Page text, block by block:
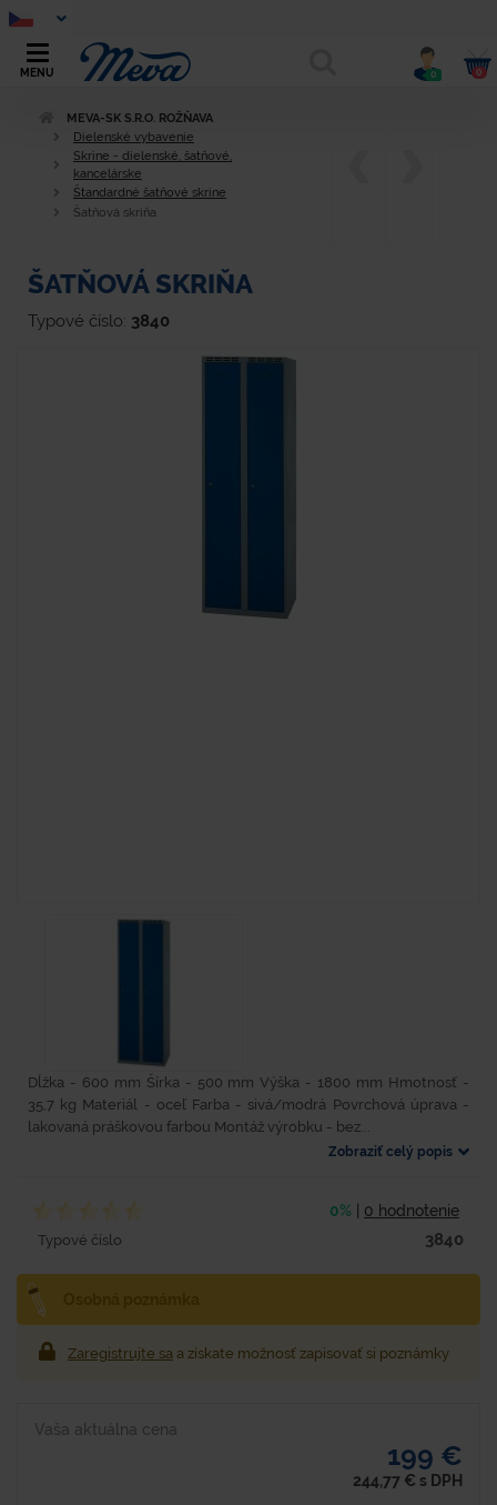
MENU 0 0
MEVA-SK S.R.O. ROŽŇAVA
Dielenské vybavenie
Skrine - dielenské, šatňové,
kancelárske
Štandardné šatňové skrine
Šatňová skriňa
ŠATŇOVÁ SKRIŇA
Typové číslo: 3840
Dĺžka - 600 mm Šírka - 500 mm Výška - 1800 mm Hmotnosť -
35,7 kg Materiál - oceľ Farba - sivá/modrá Povrchová úprava -
lakovaná práškovou farbou Montáž výrobku - bez...
Zobraziť celý popis
0% 0 hodnotenie
Typové číslo 3840
Zaregistrujte sa a získate možnosť zapisovať si poznámky
Vaša aktuálna cena
199 €
244,77 € s DPH